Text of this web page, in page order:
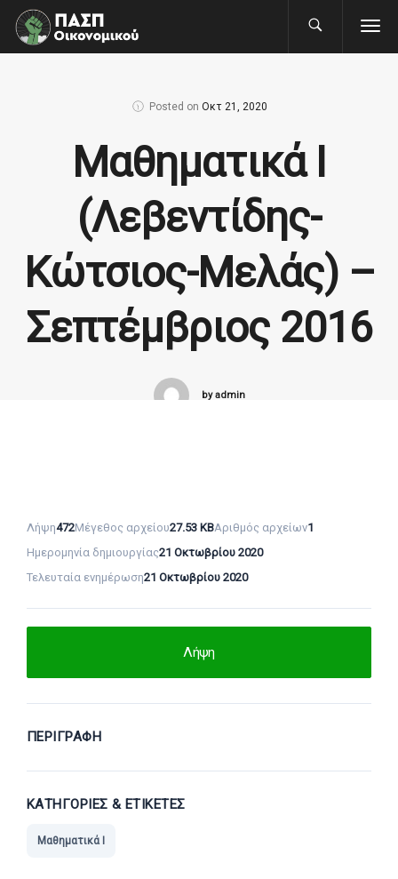
Posted on Οκτ 21, 2020
Μαθηματικά Ι
(Λεβεντίδης-
Κώτσιος-Μελάς) –
Σεπτέμβριος 2016
by admin
Λήψη472Μέγεθος αρχείου27.53 KBΑριθμός αρχείων1
Ημερομηνία δημιουργίας21 Οκτωβρίου 2020
Τελευταία ενημέρωση21 Οκτωβρίου 2020
Λήψη
ΠΕΡΙΓΡΑΦΉ
ΚΑΤΗΓΟΡΊΕΣ & ΕΤΙΚΈΤΕΣ
Μαθηματικά Ι